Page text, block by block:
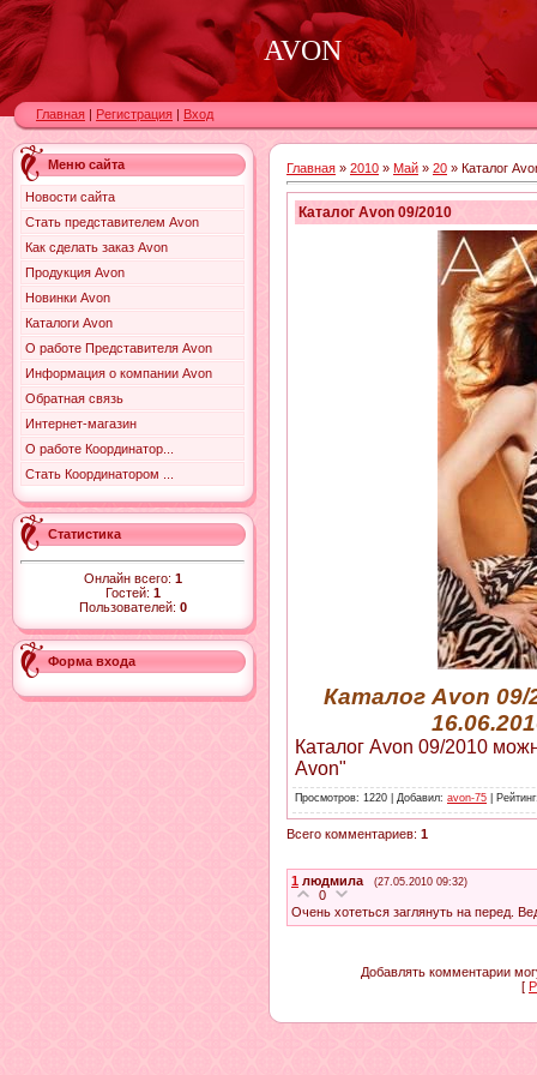
AVON
Главная | Регистрация | Вход
Меню сайта
Новости сайта
Стать представителем Avon
Как сделать заказ Avon
Продукция Avon
Новинки Avon
Каталоги Avon
О работе Представителя Avon
Информация о компании Avon
Обратная связь
Интернет-магазин
О работе Координатор...
Стать Координатором ...
Статистика
Онлайн всего: 1
Гостей: 1
Пользователей: 0
Форма входа
Главная » 2010 » Май » 20 » Каталог
Каталог Avon 09/2010
Каталог Avon
Каталог Avon 09/2010
Avon"
Просмотров: 1220 | Добавил: avon-75 Рейтинг
Всего комментариев: 1
1 людмила (27.05.2010 09:32)
0
Очень хотеться заглянуть на перед.
Добавлять комментарии
[